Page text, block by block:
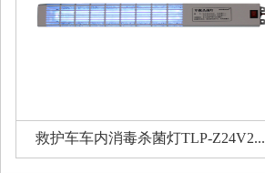
救护车车内消毒杀菌灯TLP-Z24V2...